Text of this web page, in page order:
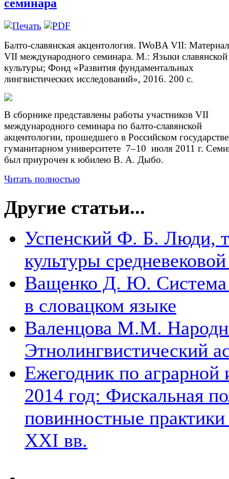
семинара
Балто-славянская акцентология. IWoBA VII:
VII международного семинара. М.: Языки славянской
культуры; Фонд «Развития фундаментальных
лингвистических исследований», 2016. 200 c.
В сборнике представлены работы участников VII
международного семинара по балто-славянской
акцентологии, прошедшего в Российском
гуманитарном университете 7–10 июля 2011 г.
был приурочен к юбилею В. А. Дыбо.
Читать полностью
Другие статьи...
Успенский Ф. Б. Люди,
культуры
Ващенко Д. Ю. Система
в словацком языке
Валенцова М.М.
Этнолингвистический
Ежегодник по
2014 год: Фискальная
повинностные
XXI вв.